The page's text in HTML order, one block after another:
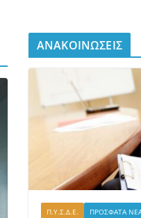
ΑΝΑΚΟΙΝΩΣΕΙΣ
Π.Υ.Σ.Δ.Ε. ΠΡΟΣΦΑΤΑ